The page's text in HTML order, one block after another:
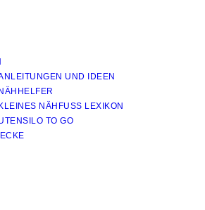
UND IDEEN
NÄHFUSS LEXIKON
TO GO